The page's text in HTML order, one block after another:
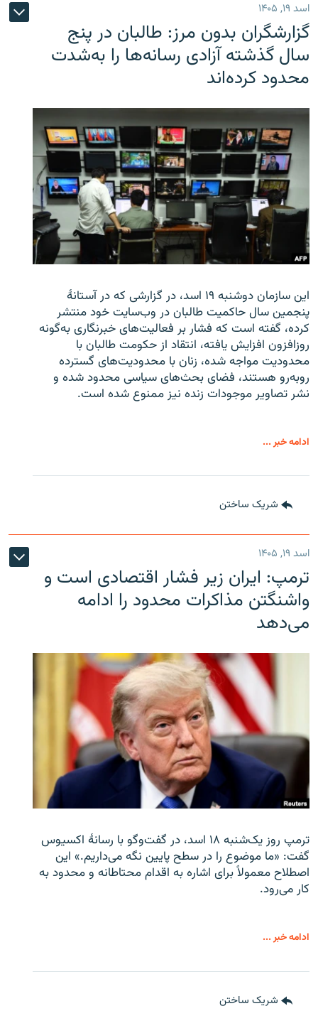
اسد ۱۹, ۱۴۰۵
گزارشگران بدون مرز: طالبان در پنج
سال گذشته آزادی رسانه‌ها را به‌شدت
محدود کرده‌اند
این سازمان دوشنبه ۱۹ اسد، در گزارشی که در آستانۀ
پنجمین سال حاکمیت طالبان در وب‌سایت خود منتشر
کرده، گفته است که فشار بر فعالیت‌های خبرنگاری به‌گونه
روزافزون افزایش یافته، انتقاد از حکومت طالبان با
محدودیت مواجه شده، زنان با محدودیت‌های گسترده
روبه‌رو هستند، فضای بحث‌های سیاسی محدود شده و
نشر تصاویر موجودات زنده نیز ممنوع شده است.
ادامه خبر ...
شریک ساختن
اسد ۱۹, ۱۴۰۵
ترمپ: ایران زیر فشار اقتصادی است و
واشنگتن مذاکرات محدود را ادامه
می‌دهد
ترمپ روز یک‌شنبه ۱۸ اسد، در گفت‌وگو با رسانهٔ اکسیوس
گفت: «ما موضوع را در سطح پایین نگه می‌داریم.» این
اصطلاح معمولاً برای اشاره به اقدام محتاطانه و محدود به
کار می‌رود.
ادامه خبر ...
شریک ساختن